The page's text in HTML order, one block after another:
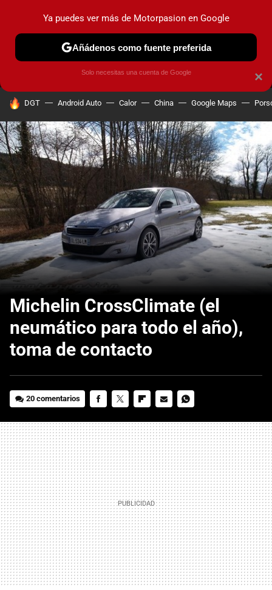
MENÚ NUEVO
COCHES ELÉCTRICOS OBSERVATORIO
HOY SE HABLA DE
DGT Android Auto Calor China Google Maps
Michelin CrossClimate (el
neumático para todo el año),
toma de contacto
20 comentarios
MAIL
×
Ya puedes ver más de Motorpasion en Google
Añádenos como fuente preferida
Solo necesitas una cuenta de Google